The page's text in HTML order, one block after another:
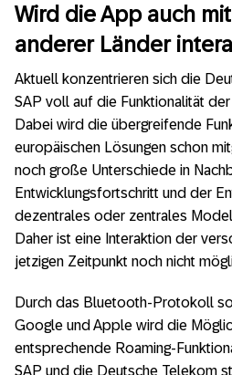
Wird die App auch
anderer Länder
Aktuell konzentrieren sich die
SAP voll auf die Funktionalität
Dabei wird die übergreifende
europäischen Lösungen schon
noch große Unterschiede in
Entwicklungsfortschritt und der
dezentrales oder zentrales
Daher ist eine Interaktion der
jetzigen Zeitpunkt noch nicht
Durch das Bluetooth-Protokoll
Google und Apple wird die
entsprechende Roaming-
SAP und die Deutsche Telekom